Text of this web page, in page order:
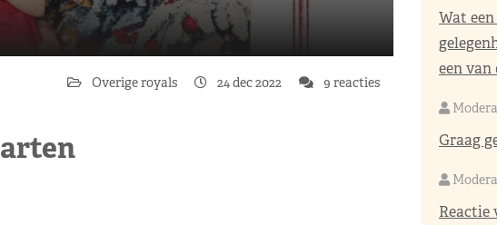
Overige royals 24 dec 2022 9 reacties
Wat
een van
Graag
Reactie